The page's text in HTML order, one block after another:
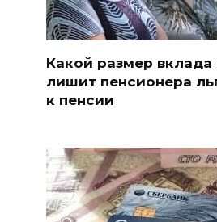
Какой размер вклада
лишит пенсионера
к пенсии